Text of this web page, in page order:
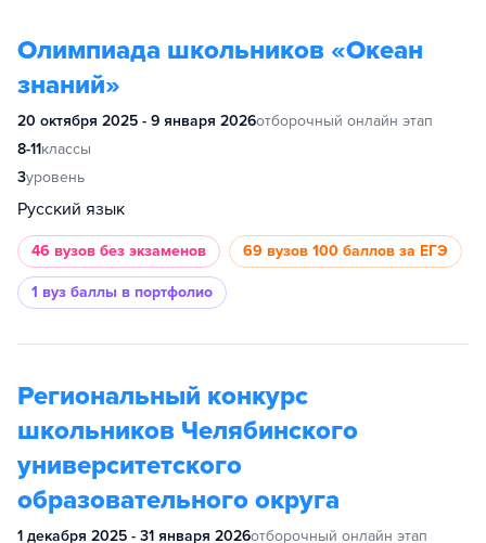
Олимпиада школьников «Океан
знаний»
20 октября 2025 - 9 января 2026отборочный онлайн этап
8-11классы
3уровень
Русский язык
46 вузов без экзаменов 69 вузов 100 баллов за ЕГЭ
1 вуз баллы в портфолио
Региональный конкурс
школьников Челябинского
университетского
образовательного округа
1 декабря 2025 - 31 января 2026отборочный онлайн этап